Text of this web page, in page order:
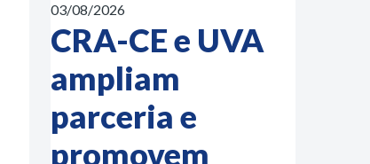
03/08/2026
CRA-CE e UVA
ampliam
parceria e
promovem